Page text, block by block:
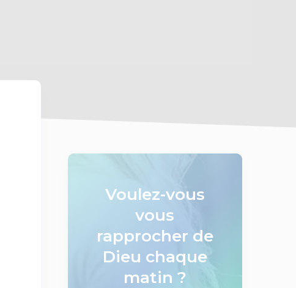
Voulez-vous
vous
rapprocher de
Dieu chaque
matin ?